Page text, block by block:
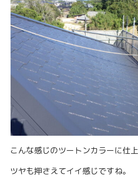
こんな感じのツートンカラーに仕
ツヤも押さえてイイ感じですね。